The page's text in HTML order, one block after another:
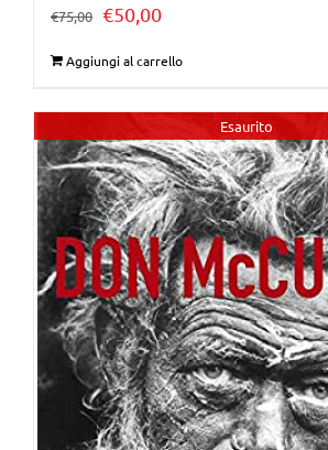
€75,00 Il
era:
€75,00.
€50,00Il
è:
€50,00.
Aggiungi al carrello
Esaurito